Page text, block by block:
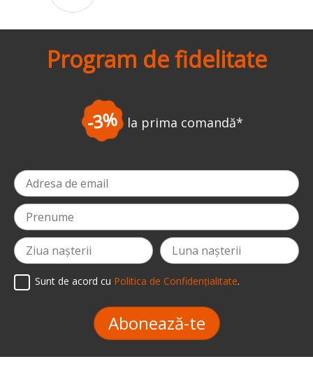
Program de fidelitate
-3% la prima comandă*
Sunt de acord cu Politica de Confidențialitate.
Abonează-te